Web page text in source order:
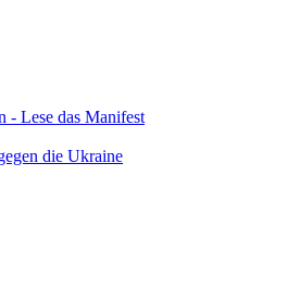
- Lese das Manifest
die Ukraine